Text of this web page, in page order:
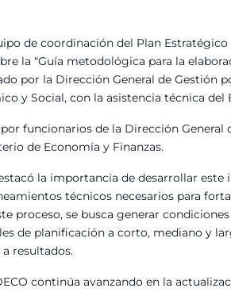
de coordinación del Plan
la “Guía metodológica para la
por la Dirección General de Gestión
y Social, con la asistencia técnica
funcionarios de la Dirección
de Economía y Finanzas.
la importancia de desarrollar
técnicos necesarios para
proceso, se busca generar
de planificación a corto, mediano y
resultados.
continúa avanzando en la